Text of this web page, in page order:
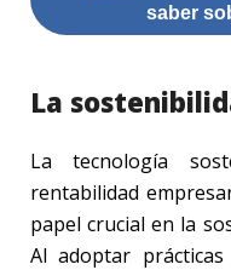
saber
La
La tecnología
rentabilidad
papel crucial en la
Al adoptar